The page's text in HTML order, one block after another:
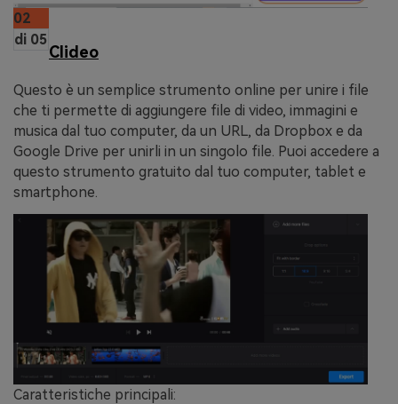
02
di 05
Clideo
Questo è un semplice strumento online per unire i file
che ti permette di aggiungere file di video, immagini e
musica dal tuo computer, da un URL, da Dropbox e da
Google Drive per unirli in un singolo file. Puoi accedere a
questo strumento gratuito dal tuo computer, tablet e
smartphone.
Caratteristiche principali: